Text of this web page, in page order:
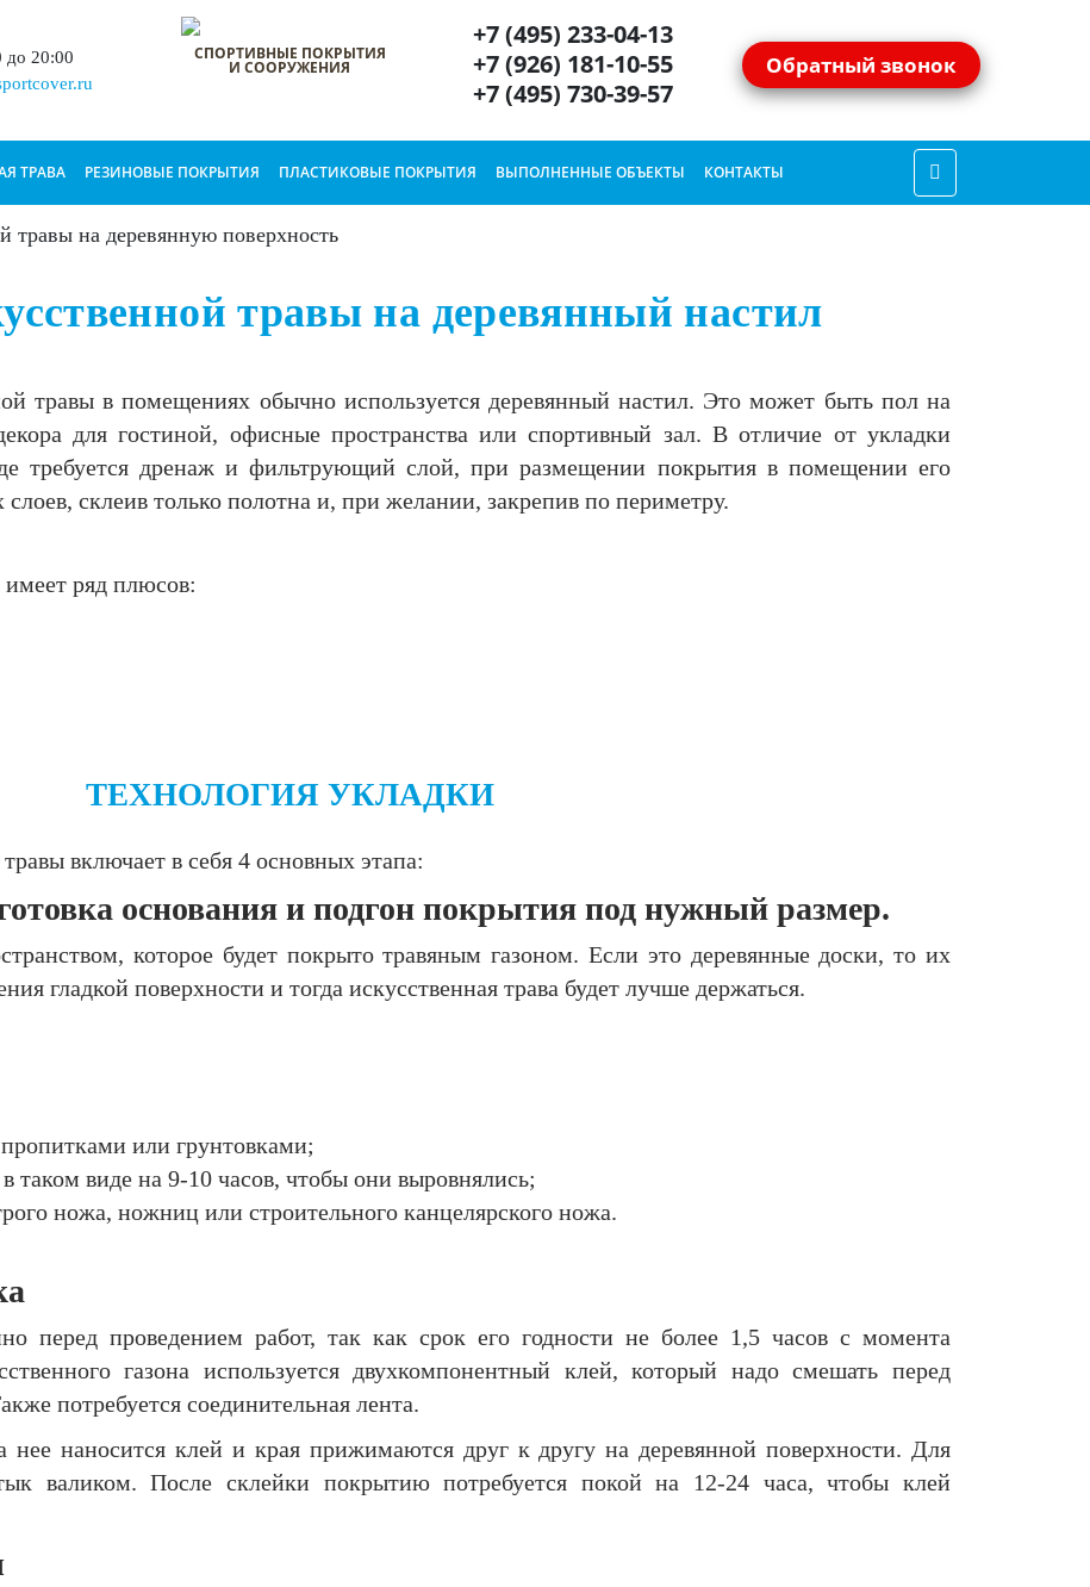
до 20:00
СПОРТИВНЫЕ ПОКРЫТИЯ
И СООРУЖЕНИЯ
+7 (495) 233-04-13
+7 (926) 181-10-55
+7 (495) 730-39-57
Обратный звонок
ТРАВА РЕЗИНОВЫЕ ПОКРЫТИЯ ПЛАСТИКОВЫЕ ПОКРЫТИЯ ВЫПОЛНЕННЫЕ ОБЪЕКТЫ КОНТАКТЫ
травы на деревянную поверхность
травы на деревянный настил
травы в помещениях обычно используется деревянный настил. Это может быть пол на
для гостиной, офисные пространства или спортивный зал. В отличие от укладки
требуется дренаж и фильтрующий слой, при размещении покрытия в помещении его
склеив только полотна и, при желании, закрепив по периметру.
ряд плюсов:
ТЕХНОЛОГИЯ УКЛАДКИ
включает в себя 4 основных этапа:
основания и подгон покрытия под нужный размер.
которое будет покрыто травяным газоном. Если это деревянные доски, то их
гладкой поверхности и тогда искусственная трава будет лучше держаться.
или грунтовками;
таком виде на 9-10 часов, чтобы они выровнялись;
ножа, ножниц или строительного канцелярского ножа.
перед проведением работ, так как срок его годности не более 1,5 часов с момента
газона используется двухкомпонентный клей, который надо смешать перед
потребуется соединительная лента.
нее наносится клей и края прижимаются друг к другу на деревянной поверхности. Для
валиком. После склейки покрытию потребуется покой на 12-24 часа, чтобы клей